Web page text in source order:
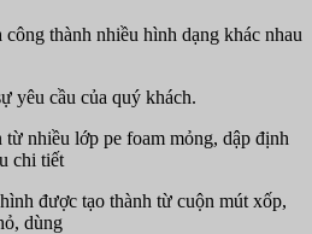
thành nhiều hình dạng khác nhau
yêu cầu của quý khách.
nhiều lớp pe foam mỏng, dập định
chi tiết
được tạo thành từ cuộn mút xốp,
dùng